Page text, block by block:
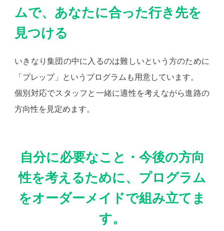
ムで、あなたに合った行き先を
見つける
いきなり集団の中に入るのは難しいという方のために
「プレップ」というプログラムも用意しています。
個別対応でスタッフと一緒に適性を考えながら進路の
方向性を見定めます。
自分に必要なこと・今後の方向
性を考えるために、プログラム
をオーダーメイドで組み立てま
す。